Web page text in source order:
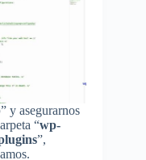
” y asegurarnos
“wp-
”,